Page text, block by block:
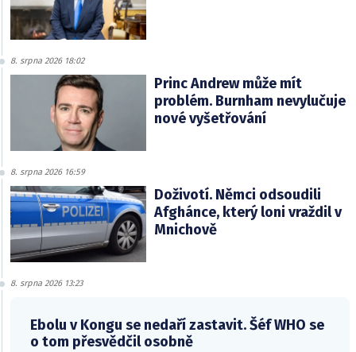
8. srpna 2026 18:02
Princ Andrew může mít
problém. Burnham nevylučuje
nové vyšetřování
8. srpna 2026 16:59
Doživotí. Němci odsoudili
Afghánce, který loni vraždil v
Mnichově
8. srpna 2026 13:23
Ebolu v Kongu se nedaří zastavit. Šéf WHO se
o tom přesvědčil osobně